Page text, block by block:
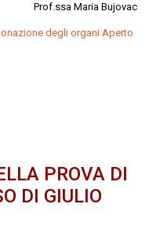
Prof.ssa Maria Bujovac
degli organi Aperto
PROVA DI
DI GIULIO